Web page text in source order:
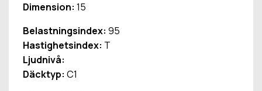
Dimension: 15
Belastningsindex: 95
Hastighetsindex: T
Ljudnivå:
Däcktyp: C1